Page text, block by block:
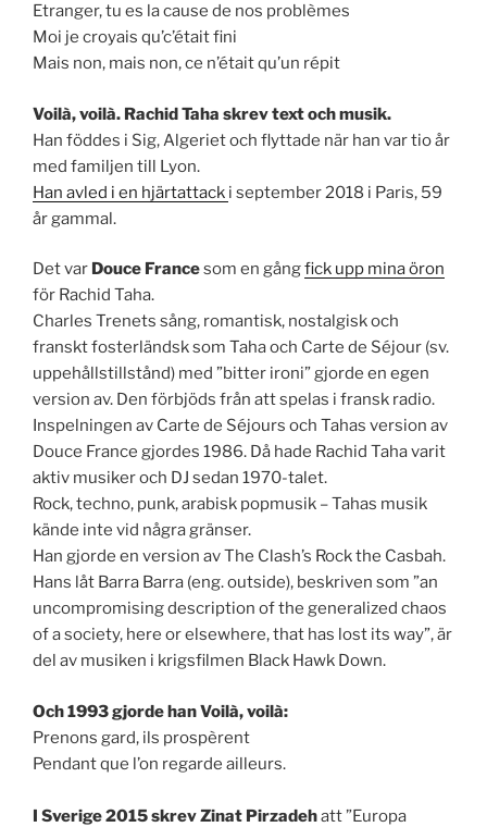
Etranger, tu es la cause de nos problèmes
Moi je croyais qu’c’était fini
Mais non, mais non, ce n’était qu’un répit
Voilà, voilà. Rachid Taha skrev text och musik.
Han föddes i Sig, Algeriet och flyttade när han var tio år
med familjen till Lyon.
Han avled i en hjärtattack i september 2018 i Paris, 59
år gammal.
Det var Douce Francesom en gångfick upp mina öron
för Rachid Taha.
Charles Trenets sång, romantisk, nostalgisk och
franskt fosterländsk som Taha och Carte de Séjour (sv.
uppehållstillstånd) med ”bitter ironi” gjorde en egen
version av. Den förbjöds från att spelas i fransk radio.
Inspelningen av Carte de Séjours och Tahas version av
Douce France gjordes 1986. Då hade Rachid Taha varit
aktiv musiker och DJ sedan 1970-talet.
Rock, techno, punk, arabisk popmusik – Tahas musik
kände inte vid några gränser.
Han gjorde en version av The Clash’s Rock the Casbah.
Hans låt Barra Barra (eng. outside), beskriven som ”an
uncompromising description of the generalized chaos
of a society, here or elsewhere, that has lost its way”, är
del av musiken i krigsfilmen Black Hawk Down.
Och 1993 gjorde han Voilà, voilà:
Prenons gard, ils prospèrent
Pendant que l’on regarde ailleurs.
I Sverige 2015 skrev Zinat Pirzadehatt ”Europa